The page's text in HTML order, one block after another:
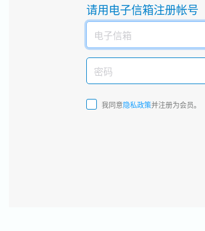
请用电子信箱注册帐号
我同意隐私政策并注册为会员。